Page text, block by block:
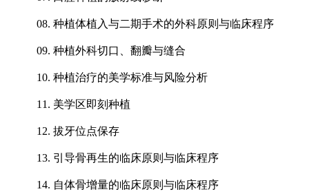
08. 种植体植入与二期手术的外科原则与临床程序
09. 种植外科切口、翻瓣与缝合
10. 种植治疗的美学标准与风险分析
11. 美学区即刻种植
12. 拔牙位点保存
13. 引导骨再生的临床原则与临床程序
14. 自体骨增量的临床原则与临床程序